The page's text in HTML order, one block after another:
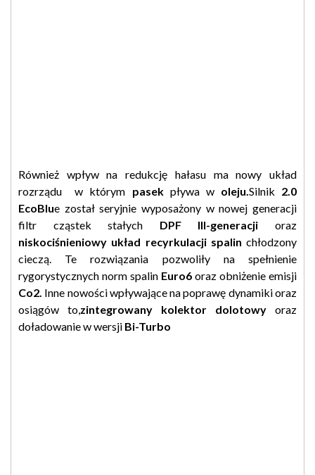
Również wpływ na redukcję hałasu ma nowy układ
rozrządu w którym pasekpływa w oleju.Silnik 2.0
EcoBlue został seryjnie wyposażony w nowej generacji
filtr cząstek stałych DPF III-generacjioraz
niskociśnieniowy układ recyrkulacji spalin chłodzony
cieczą. Te rozwiązania pozwoliły na spełnienie
rygorystycznych norm spalin Euro6 oraz obniżenie emisji
Co2. Inne nowości wpływające na poprawę dynamiki oraz
osiągów to,zintegrowany kolektor dolotowy oraz
doładowanie w wersji Bi-Turbo